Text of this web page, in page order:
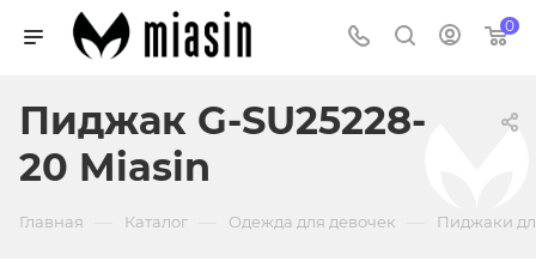
0
Пиджак G-SU25228-
20 Miasin
Главная Каталог Одежда для девочек Пиджаки